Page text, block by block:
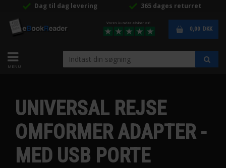
Dag til dag levering 365 dages returret
0,00 DKK
UNIVERSAL REJSE
OMFORMER ADAPTER -
MED USB PORTE